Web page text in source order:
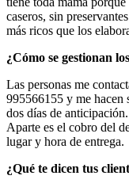
caseros, sin
más ricos que los
¿Cómo se gestionan
Las personas me
995566155 y me hacen
dos días de
Aparte es el cobro del
lugar y hora de entrega.
¿Qué te dicen tus